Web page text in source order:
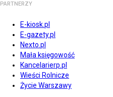
PARTNERZY
E-kiosk.pl
E-gazety.pl
Nexto.pl
Mała księgowość
Kancelarierp.pl
Wieści Rolnicze
Życie Warszawy